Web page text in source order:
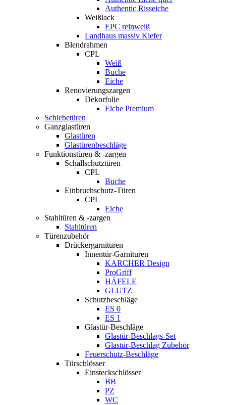
Authentic Risseiche
Weißlack
EPC reinweiß
Landhaus massiv Kiefer
Blendrahmen
CPL
Weiß
Buche
Eiche
Renovierungszargen
Dekorfolie
Eiche Premium
Schiebetüren
Ganzglastüren
Glastüren
Glastürenbeschläge
Funktionstüren & -zargen
Schallschutztüren
CPL
Buche
Einbruchschutz-Türen
CPL
Eiche
Stahltüren & -zargen
Stahltüren
Türenzubehör
Drückergarnituren
Innentür-Garnituren
KARCHER Design
ProGriff
HÄFELE
GLUTZ
Schutzbeschläge
ES 0
ES 1
Glastür-Beschläge
Glastür-Beschlags-Set
Glastür-Beschlag Zubehör
Feuerschutz-Beschläge
Türschlösser
Einsteckschlösser
BB
PZ
WC